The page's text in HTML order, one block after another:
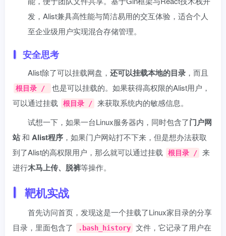
发，Alist兼具高性能与简洁易用的交互体验，适合个人
至企业级用户实现混合存储管理。
安全思考
Alist除了可以挂载网盘， 还可以挂载本地的目录 ，而且
根目录 /
也是可以挂载的。如果获得高权限的Alist用户，
可以通过挂载
根目录 /
来获取系统内的敏感信息。
试想一下，如果一台Linux服务器内，同时包含了门户网
站和 Alist程序 ，如果门户网站打不下来，但是想办法获取
到了Alist的高权限用户，那么就可以通过挂载
根目录 /
来
进行木马上传、脱裤等操作。
靶机实战
首先访问首页，发现这是一个挂载了Linux家目录的分享
目录，里面包含了
.bash_history
文件，它记录了用户在